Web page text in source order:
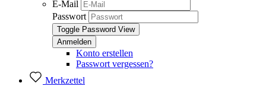
E-Mail
Passwort
Toggle Password View
Konto erstellen
Passwort vergessen?
Merkzettel